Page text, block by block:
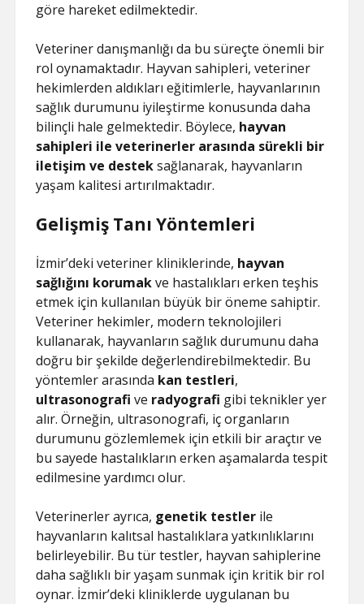
göre hareket edilmektedir.
Veteriner danışmanlığı da bu süreçte önemli bir
rol oynamaktadır. Hayvan sahipleri, veteriner
hekimlerden aldıkları eğitimlerle, hayvanlarının
sağlık durumunu iyileştirme konusunda daha
bilinçli hale gelmektedir. Böylece, hayvan
sahipleri ile veterinerler arasında sürekli bir
iletişim ve desteksağlanarak, hayvanların
yaşam kalitesi artırılmaktadır.
Gelişmiş Tanı Yöntemleri
İzmir’deki veteriner kliniklerinde, hayvan
sağlığını korumakve hastalıkları erken teşhis
etmek için kullanılan büyük bir öneme sahiptir.
Veteriner hekimler, modern teknolojileri
kullanarak, hayvanların sağlık durumunu daha
doğru bir şekilde değerlendirebilmektedir. Bu
yöntemler arasında kan testleri,
ultrasonografi ve radyografi gibi teknikler yer
alır. Örneğin, ultrasonografi, iç organların
durumunu gözlemlemek için etkili bir araçtır ve
bu sayede hastalıkların erken aşamalarda tespit
edilmesine yardımcı olur.
Veterinerler ayrıca, genetik testler ile
hayvanların kalıtsal hastalıklara yatkınlıklarını
belirleyebilir. Bu tür testler, hayvan sahiplerine
daha sağlıklı bir yaşam sunmak için kritik bir rol
oynar. İzmir’deki kliniklerde uygulanan bu